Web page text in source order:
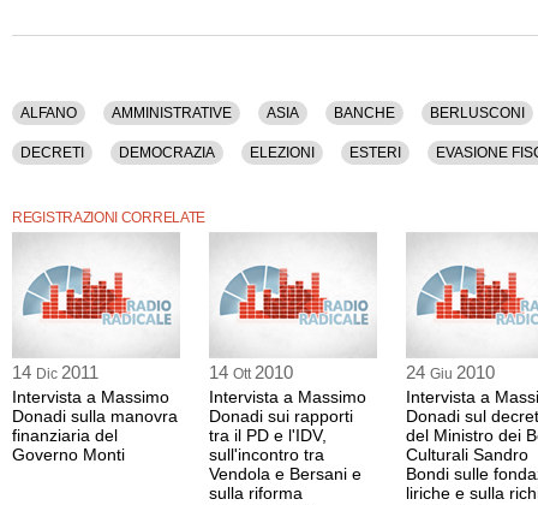
ALFANO AMMINISTRATIVE ASIA BANCHE BERLUSCONI
DECRETI DEMOCRAZIA ELEZIONI ESTERI EVASIONE
OBAMA PARLAMENTO PARTITI PARTITO DEMOCRATICO
ROMA UDC UNINOMINALE
REGISTRAZIONI CORRELATE
14 Dic 2011
Intervista a Massimo
Donadi sulla manovra
finanziaria del
Governo Monti
14 Ott 2010
Intervista a Massimo
Donadi sui rapporti
tra il PD e l'IDV,
sull'incontro tra
Vendola e Bersani e
sulla riforma
24 Giu 2010
Intervista a
Donadi sul
del Ministro dei
Culturali Sandro
Bondi sulle
liriche e sulla